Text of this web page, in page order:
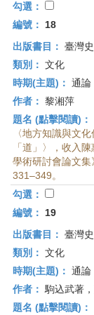
勾選：
編號：
18
出版書目： 臺灣
類別： 文化
時期(主題)： 通論
作者： 黎湘萍
題名 (點擊閱讀)：
〈地方知識與文
「道」〉，收入
學術研討會論文
331–349。
勾選：
編號：
19
出版書目： 臺灣
類別： 文化
時期(主題)： 通論
作者： 駒込武著
題名 (點擊閱讀)：